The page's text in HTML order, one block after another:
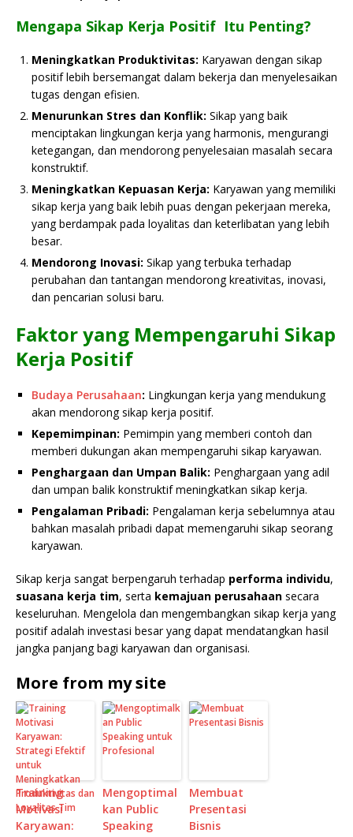
Mengapa Sikap Kerja Positif Itu Penting?
Meningkatkan Produktivitas: Karyawan dengan sikap
positif lebih bersemangat dalam bekerja dan menyelesaikan
tugas dengan efisien.
Menurunkan Stres dan Konflik: Sikap yang baik
menciptakan lingkungan kerja yang harmonis, mengurangi
ketegangan, dan mendorong penyelesaian masalah secara
konstruktif.
Meningkatkan Kepuasan Kerja: Karyawan yang memiliki
sikap kerja yang baik lebih puas dengan pekerjaan mereka,
yang berdampak pada loyalitas dan keterlibatan yang lebih
besar.
Mendorong Inovasi: Sikap yang terbuka terhadap
perubahan dan tantangan mendorong kreativitas, inovasi,
dan pencarian solusi baru.
Faktor yang Mempengaruhi Sikap
Kerja Positif
Budaya Perusahaan: Lingkungan kerja yang mendukung
akan mendorong sikap kerja positif.
Kepemimpinan: Pemimpin yang memberi contoh dan
memberi dukungan akan mempengaruhi sikap karyawan.
Penghargaan dan Umpan Balik: Penghargaan yang adil
dan umpan balik konstruktif meningkatkan sikap kerja.
Pengalaman Pribadi: Pengalaman kerja sebelumnya atau
bahkan masalah pribadi dapat memengaruhi sikap seorang
karyawan.
Sikap kerja sangat berpengaruh terhadap performa individu,
suasana kerja tim, serta kemajuan perusahaan secara
keseluruhan. Mengelola dan mengembangkan sikap kerja yang
positif adalah investasi besar yang dapat mendatangkan hasil
jangka panjang bagi karyawan dan organisasi.
More from my site
Training
Motivasi
Karyawan:
Mengoptimal
kan Public
Speaking
Membuat
Presentasi
Bisnis